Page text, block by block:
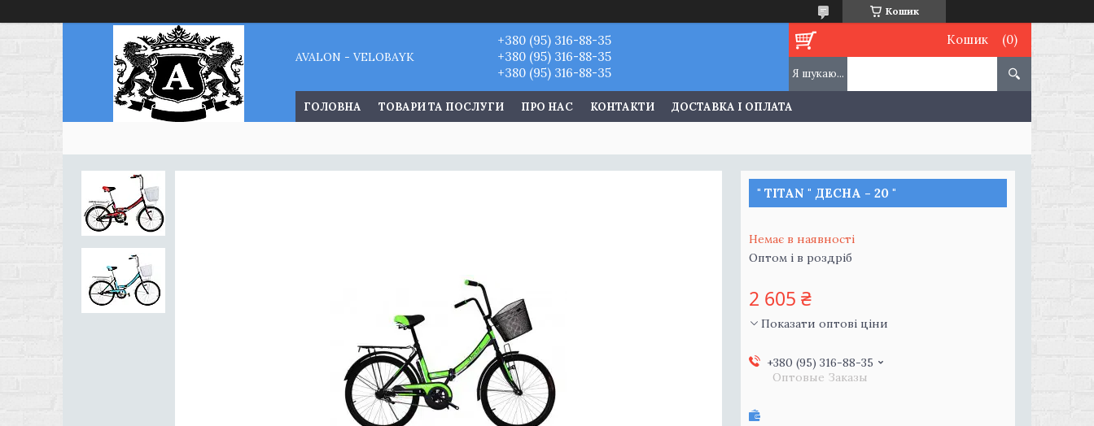
Кошик
AVALON - VELOBAYK
+380 (95) 316-88-35
+380 (95) 316-88-35
+380 (95) 316-88-35
Кошик
ГОЛОВНА ТОВАРИ ТА ПОСЛУГИ ПРО НАС КОНТАКТИ ДОСТАВКА І ОПЛАТА
" TITAN " ДЕСНА - 20 "
Немає в наявності
Оптом і в роздріб
2 605 ₴
Показати оптові ціни
+380 (95) 316-88-35
Оптовые Заказы